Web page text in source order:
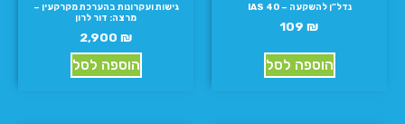
נדל”ן להשקעה – IAS 40
109 ₪
הוספה לסל
גישות ועקרונות בהערכת מקרקעין –
מרצה: דור לרון
2,900 ₪
הוספה לסל